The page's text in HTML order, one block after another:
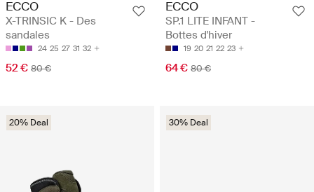
ECCO
X-TRINSIC K - Des
sandales
24 25 27 31 32
52 € 80 €
ECCO
SP.1 LITE INFANT -
Bottes d'hiver
19 20 21 22 23
64 € 80 €
20% Deal 30% Deal